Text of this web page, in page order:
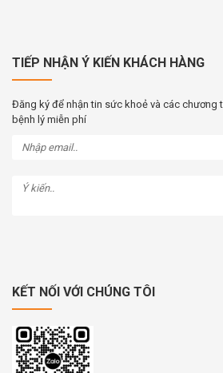
TIẾP NHẬN Ý KIẾN KHÁCH HÀNG
Đăng ký để nhận tin sức khoẻ và các chương
bệnh lý miễn phí
KẾT NỐI VỚI CHÚNG TÔI